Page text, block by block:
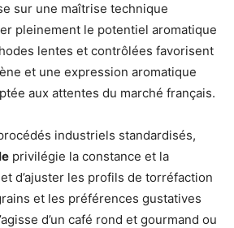
sur une maîtrise technique
pleinement le potentiel aromatique
lentes et contrôlées favorisent
et une expression aromatique
aux attentes du marché français.
industriels standardisés,
privilégie la constance et la
d’ajuster les profils de torréfaction
et les préférences gustatives
d’un café rond et gourmand ou